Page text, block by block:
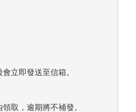
立即發送至信箱。
取，逾期將不補發。